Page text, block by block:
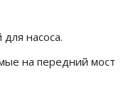
насоса.
на передний мост